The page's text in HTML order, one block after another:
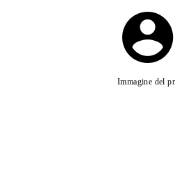
Immagine del